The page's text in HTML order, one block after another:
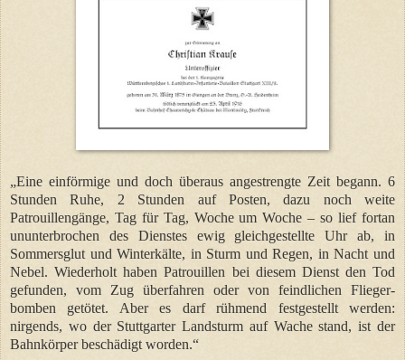
„Eine einförmige und doch überaus angestrengte Zeit begann. 6
Stunden Ruhe, 2 Stunden auf Posten, dazu noch weite
Patrouillengänge, Tag für Tag, Woche um Woche – so lief fortan
ununterbrochen des Dienstes ewig gleichgestellte Uhr ab, in
Sommersglut und Winterkälte, in Sturm und Regen, in Nacht und
Nebel. Wiederholt haben Patrouillen bei diesem Dienst den Tod
gefunden, vom Zug überfahren oder von feindlichen Flieger-
bomben getötet. Aber es darf rühmend festgestellt werden:
nirgends, wo der Stuttgarter Landsturm auf Wache stand, ist der
Bahnkörper beschädigt worden.“